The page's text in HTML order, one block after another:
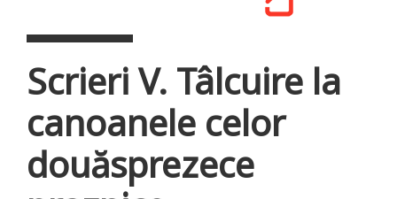
Scrieri V. Tâlcuire la
canoanele celor
douăsprezece